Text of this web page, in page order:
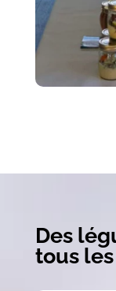
Des
tous